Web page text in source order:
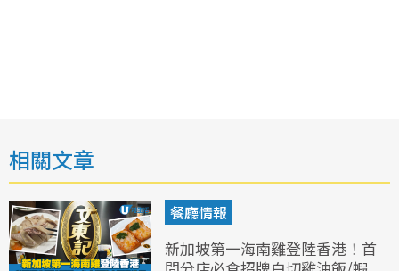
相關文章
餐廳情報
新加坡第一海南雞登陸香港！首